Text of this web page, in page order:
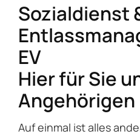
Sozialdienst
EV
Hier für Sie
Angehörigen
Auf einmal ist alles